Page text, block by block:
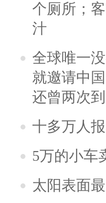
个厕所；
汁
全球唯一
就邀请中
还曾两次
十多万人
5万的小车
太阳表面